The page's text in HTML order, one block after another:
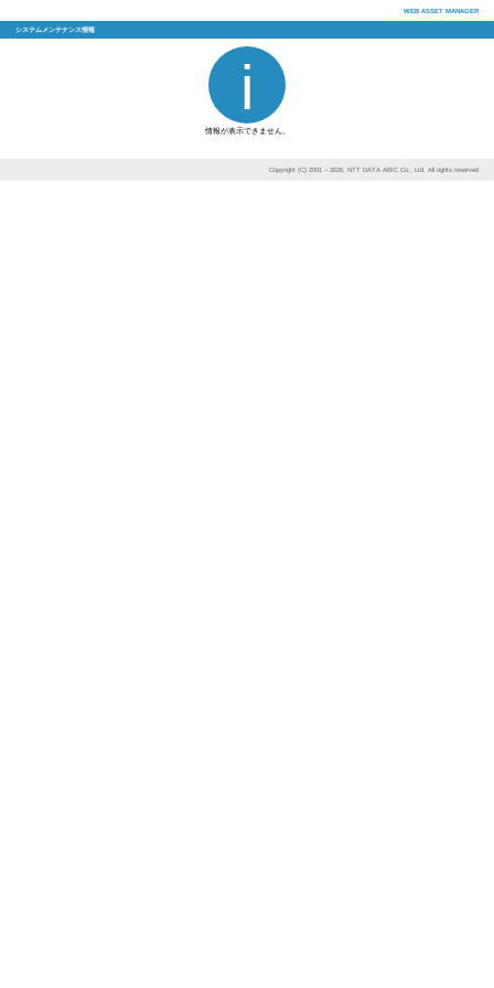
システムメンテナンス情報